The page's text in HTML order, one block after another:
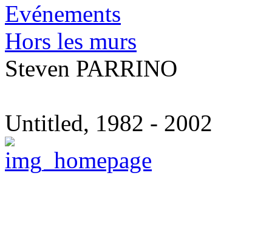
Evénements
Hors les murs
Steven PARRINO
Untitled, 1982 - 2002